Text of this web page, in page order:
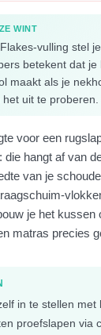
WINT
vulling stel
betekent dat
maakt als je
uit te proberen.
voor een
die hangt af van
van je
je het kussen
matras precies
in te stellen met
proefslapen via